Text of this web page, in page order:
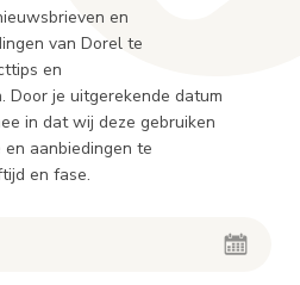
en
van Dorel te
en
Door je uitgerekende datum
in dat wij deze gebruiken
en aanbiedingen te
en fase.